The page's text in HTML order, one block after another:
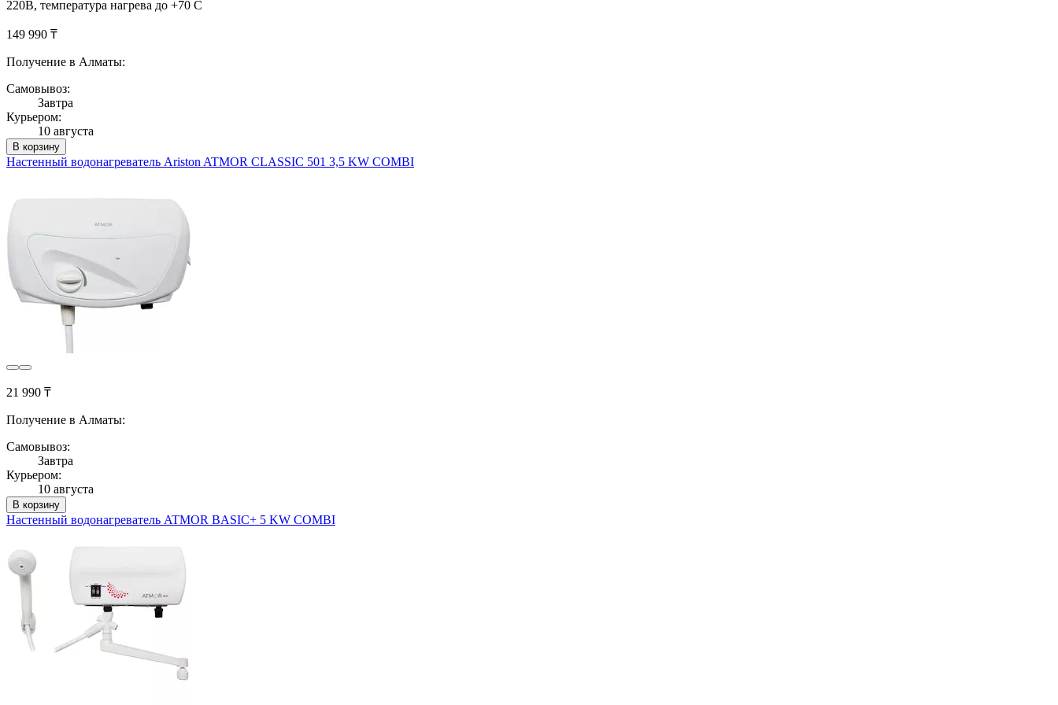
220В, температура нагрева до +70 С
149 990 ₸
Получение в Алматы:
Самовывоз:
Завтра
Курьером:
10 августа
В корзину
Настенный водонагреватель Ariston ATMOR CLASSIC 501 3,5 KW COMBI
21 990 ₸
Получение в Алматы:
Самовывоз:
Завтра
Курьером:
10 августа
В корзину
Настенный водонагреватель ATMOR BASIC+ 5 KW COMBI